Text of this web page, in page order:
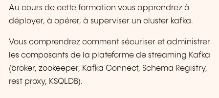
Au cours de cette formation vous apprendrez à
déployer, à opérer, à superviser un cluster kafka.
Vous comprendrez comment sécuriser et administrer
les composants de la plateforme de streaming Kafka
(broker, zookeeper, Kafka Connect, Schema Registry,
rest proxy, KSQLDB).